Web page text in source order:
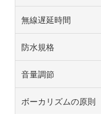
無線遅延時間
防水規格
音量調節
ボーカリズムの原則